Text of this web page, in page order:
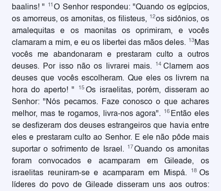
baalins! "
11 O Senhor respondeu: "Quando os egípcios,
os amorreus, os amonitas, os filisteus, 12os sidônios, os
amalequitas e os maonitas os oprimiram, e vocês
clamaram a mim, e eu os libertei das mãos deles. 13 Mas
vocês me abandonaram e prestaram culto a outros
deuses. Por isso não os livrarei mais.
14 Clamem aos
deuses que vocês escolheram. Que eles os livrem na
hora do aperto! "
15 Os israelitas, porém, disseram ao
Senhor: "Nós pecamos. Faze conosco o que achares
melhor, mas te rogamos, livra-nos agora".
16 Então eles
se desfizeram dos deuses estrangeiros que havia entre
eles e prestaram culto ao Senhor. E ele não pôde mais
suportar o sofrimento de Israel.
17Quando os amonitas
foram convocados e acamparam em Gileade, os
israelitas reuniram-se e acamparam em Mispá.
18 Os
líderes do povo de Gileade disseram uns aos outros: